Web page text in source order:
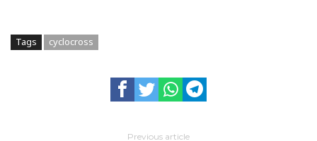
Tags cyclocross
Previous article